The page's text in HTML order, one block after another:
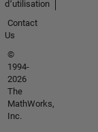
d՚utilisation
Contact
Us
©
1994-
2026
The
MathWorks,
Inc.